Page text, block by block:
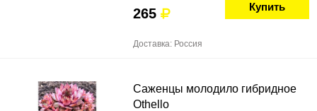
265 Купить
Доставка: Россия
Саженцы молодило гибридное
Othello